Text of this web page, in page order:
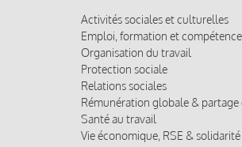
Activités sociales et culturelles
Emploi, formation et
Organisation du travail
Protection sociale
Relations sociales
Rémunération globale &
Santé au travail
Vie économique, RSE & solidarité